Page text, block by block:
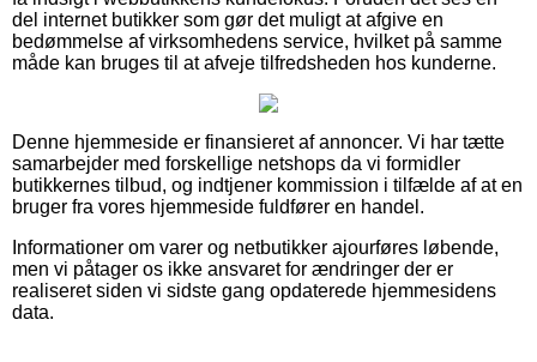
del internet butikker som gør det muligt at afgive en
bedømmelse af virksomhedens service, hvilket på samme
måde kan bruges til at afveje tilfredsheden hos kunderne.
Denne hjemmeside er finansieret af annoncer. Vi har tætte
samarbejder med forskellige netshops da vi formidler
butikkernes tilbud, og indtjener kommission i tilfælde af at en
bruger fra vores hjemmeside fuldfører en handel.
Informationer om varer og netbutikker ajourføres løbende,
men vi påtager os ikke ansvaret for ændringer der er
realiseret siden vi sidste gang opdaterede hjemmesidens
data.